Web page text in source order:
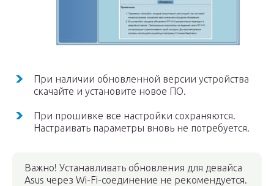
При наличии обновленной версии устройства
скачайте и установите новое ПО.
При прошивке все настройки сохраняются.
Настраивать параметры вновь не потребуется.
Важно! Устанавливать обновления для девайса
Asus через Wi-Fi-соединение не рекомендуется.